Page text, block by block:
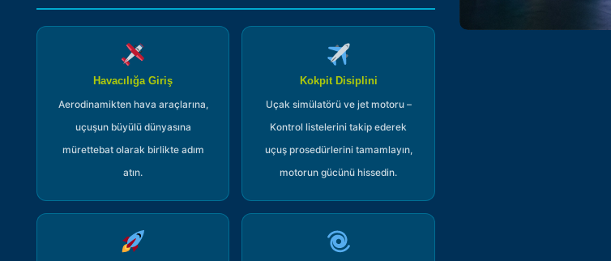
Havacılığa Giriş
Aerodinamikten hava araçlarına,
uçuşun büyülü dünyasına
mürettebat olarak birlikte adım
atın.
Kokpit Disiplini
Uçak simülatörü ve jet motoru –
Kontrol listelerini takip ederek
uçuş prosedürlerini tamamlayın,
motorun gücünü hissedin.